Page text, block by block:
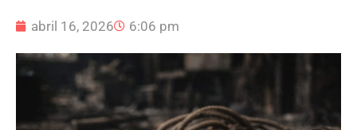
abril 16, 2026 6:06 pm